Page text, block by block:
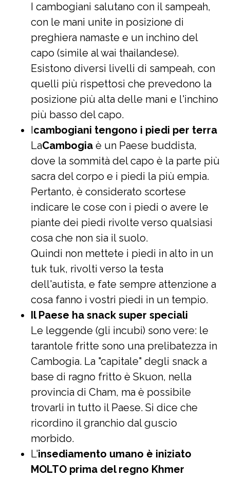
I cambogiani salutano con il sampeah,
con le mani unite in posizione di
preghiera namaste e un inchino del
capo (simile al wai thailandese).
Esistono diversi livelli di sampeah, con
quelli più rispettosi che prevedono la
posizione più alta delle mani e l'inchino
più basso del capo.
Icambogiani tengono i piedi per terra
LaCambogia è un Paese buddista,
dove la sommità del capo è la parte più
sacra del corpo e i piedi la più empia.
Pertanto, è considerato scortese
indicare le cose con i piedi o avere le
piante dei piedi rivolte verso qualsiasi
cosa che non sia il suolo.
Quindi non mettete i piedi in alto in un
tuk tuk, rivolti verso la testa
dell'autista, e fate sempre attenzione a
cosa fanno i vostri piedi in un tempio.
Il Paese ha snack super speciali
Le leggende (gli incubi) sono vere: le
tarantole fritte sono una prelibatezza in
Cambogia. La "capitale" degli snack a
base di ragno fritto è Skuon, nella
provincia di Cham, ma è possibile
trovarli in tutto il Paese. Si dice che
ricordino il granchio dal guscio
morbido.
L'insediamento umano è iniziato
MOLTO prima del regno Khmer